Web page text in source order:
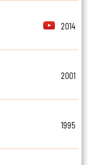
2014
2001
1995